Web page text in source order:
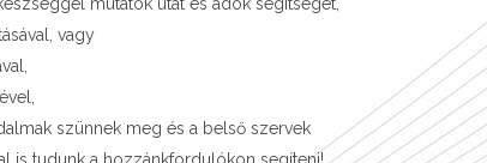
vagy
szünnek meg és a belső szervek